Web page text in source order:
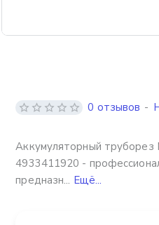
Аккумуляторный труборез
4933411920 -
предназн... Ещё...
0 отзывов -